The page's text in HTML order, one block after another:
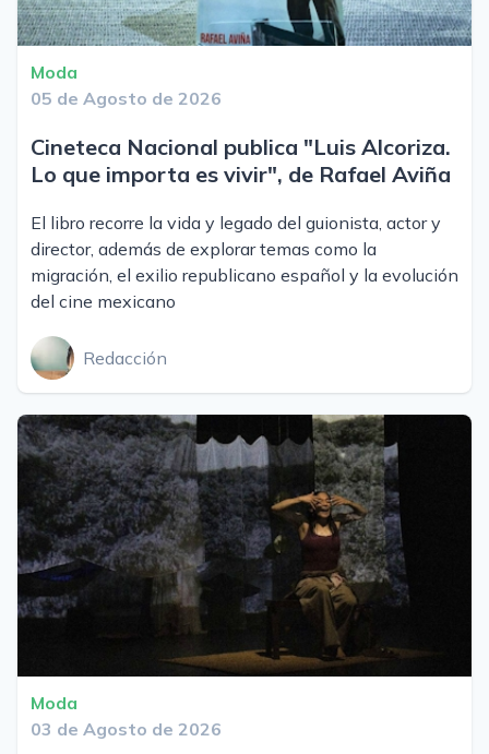
Moda
05 de Agosto de 2026
Cineteca Nacional publica "Luis Alcoriza.
Lo que importa es vivir", de Rafael Aviña
El libro recorre la vida y legado del guionista, actor y
director, además de explorar temas como la
migración, el exilio republicano español y la evolución
del cine mexicano
Redacción
Moda
03 de Agosto de 2026